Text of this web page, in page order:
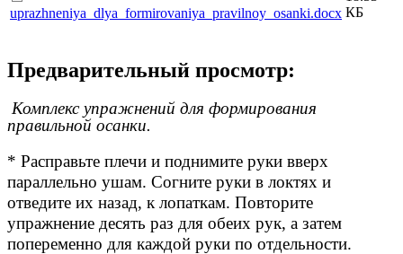
uprazhneniya_dlya_formirovaniya_pravilnoy_osanki.docx КБ
Предварительный просмотр:
Комплекс упражнений для формирования
правильной осанки.
* Расправьте плечи и поднимите руки вверх
параллельно ушам. Согните руки в локтях и
отведите их назад, к лопаткам. Повторите
упражнение десять раз для обеих рук, а затем
попеременно для каждой руки по отдельности.